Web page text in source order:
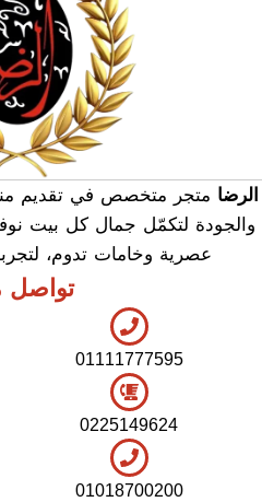
01111777595
0225149624
01018700200
الرضا متجر متخصص في تقديم
والجودة لتكمّل جمال كل بيت
عصرية وخامات تدوم،
تواصل